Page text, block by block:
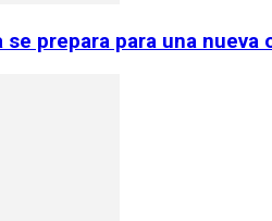
se prepara para una